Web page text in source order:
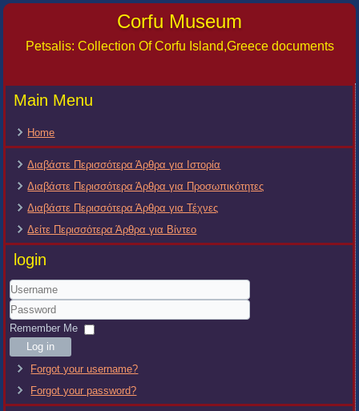
Corfu Museum
Petsalis: Collection Of Corfu Island,Greece documents
Main Menu
Home
Διαβάστε Περισσότερα Άρθρα για Ιστορία
Διαβάστε Περισσότερα Άρθρα για Προσωπικότητες
Διαβάστε Περισσότερα Άρθρα για Τέχνες
Δείτε Περισσότερα Άρθρα για Βίντεο
login
Username
Password
Remember Me
Log in
Forgot your username?
Forgot your password?